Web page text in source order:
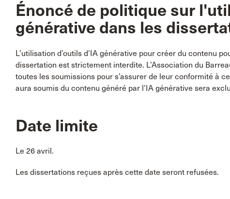
Énoncé de politique sur
générative dans les
L’utilisation d’outils d’IA générative pour créer du contenu
dissertation est strictement interdite. L’Association du
toutes les soumissions pour s’assurer de leur conformité à
aura soumis du contenu généré par l’IA générative sera
Date limite
Le 26 avril.
Les dissertations reçues après cette date seront refusées.